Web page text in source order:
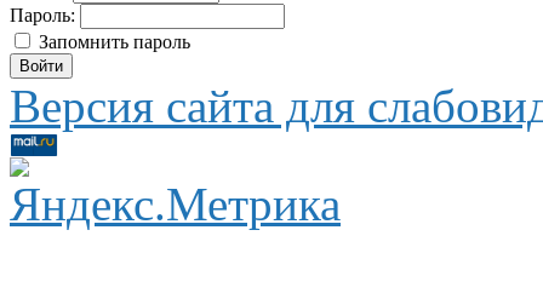
Пароль:
Запомнить пароль
Версия сайта для